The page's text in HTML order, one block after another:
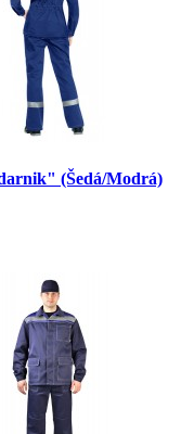
(Šedá/Modrá)